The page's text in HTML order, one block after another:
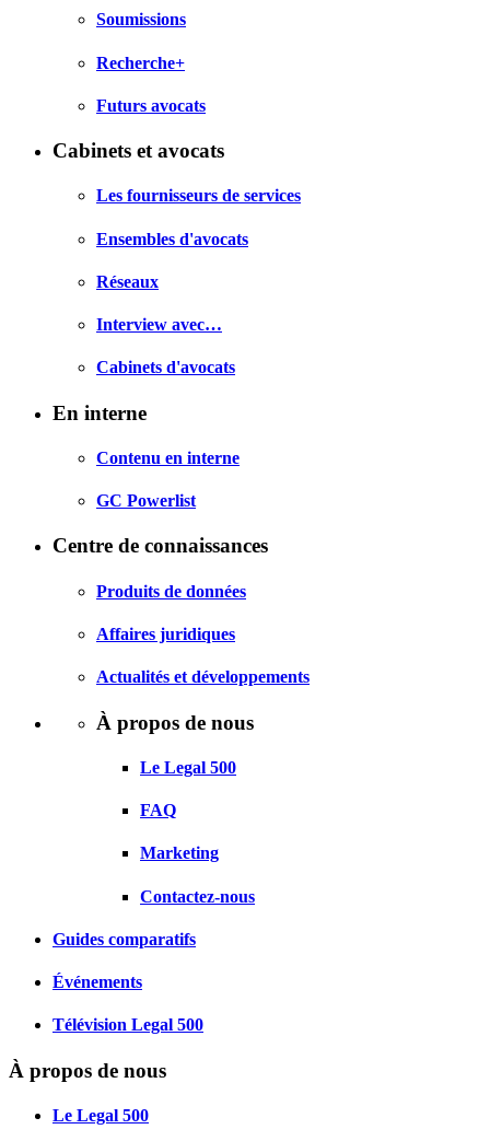
Soumissions
Recherche+
Futurs avocats
Cabinets et avocats
Les fournisseurs de services
Ensembles d'avocats
Réseaux
Interview avec…
Cabinets d'avocats
En interne
Contenu en interne
GC Powerlist
Centre de connaissances
Produits de données
Affaires juridiques
Actualités et développements
À propos de nous
Le Legal 500
FAQ
Marketing
Contactez-nous
Guides comparatifs
Événements
Télévision Legal 500
À propos de nous
Le Legal 500